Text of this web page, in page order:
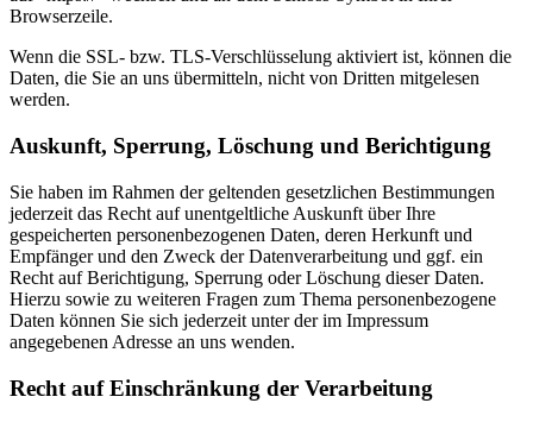
Browserzeile.
Wenn die SSL- bzw. TLS-Verschlüsselung aktiviert ist, können die
Daten, die Sie an uns übermitteln, nicht von Dritten mitgelesen
werden.
Auskunft, Sperrung, Löschung und Berichtigung
Sie haben im Rahmen der geltenden gesetzlichen Bestimmungen
jederzeit das Recht auf unentgeltliche Auskunft über Ihre
gespeicherten personenbezogenen Daten, deren Herkunft und
Empfänger und den Zweck der Datenverarbeitung und ggf. ein
Recht auf Berichtigung, Sperrung oder Löschung dieser Daten.
Hierzu sowie zu weiteren Fragen zum Thema personenbezogene
Daten können Sie sich jederzeit unter der im Impressum
angegebenen Adresse an uns wenden.
Recht auf Einschränkung der Verarbeitung